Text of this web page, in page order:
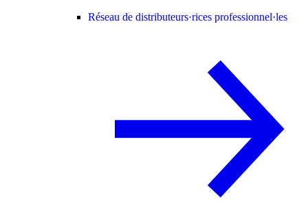
Réseau de distributeurs·rices professionnel·les